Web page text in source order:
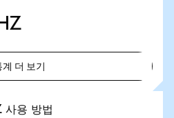
계 더 보기
용 방법